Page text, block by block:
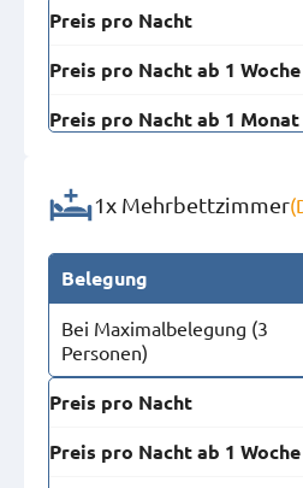
Preis pro Nacht
Preis pro Nacht ab 1 Woche
Preis pro Nacht ab 1 Monat
1x Mehrbettzimmer
Belegung
Bei Maximal­belegung (3
Personen)
Preis pro Nacht
Preis pro Nacht ab 1 Woche